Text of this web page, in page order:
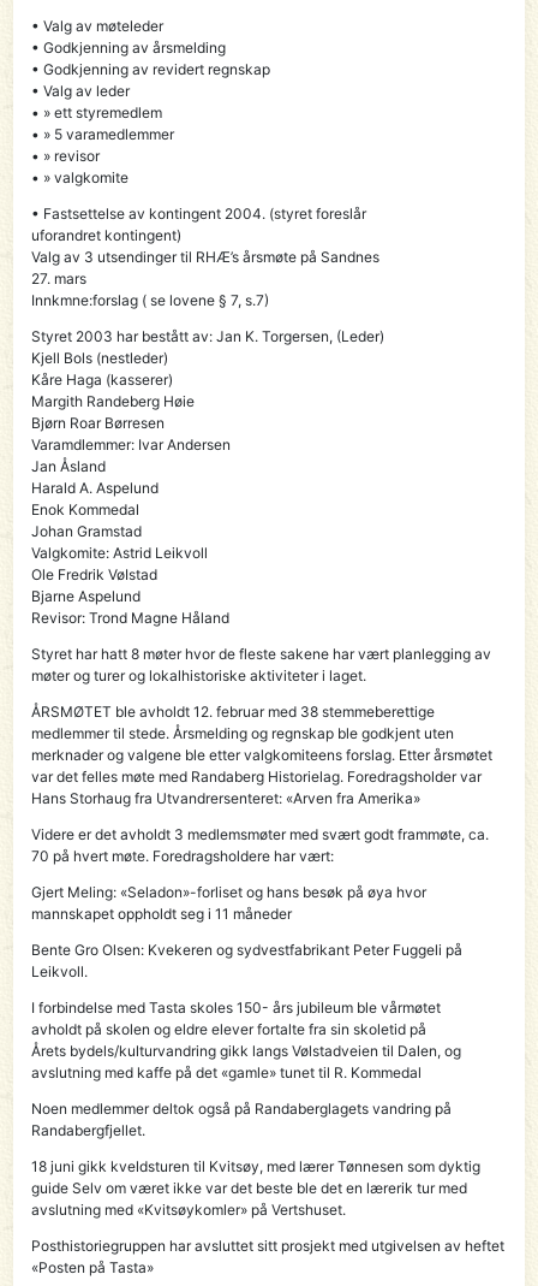
• Valg av møteleder
• Godkjenning av årsmelding
• Godkjenning av revidert regnskap
• Valg av leder
• » ett styremedlem
• » 5 varamedlemmer
• » revisor
• » valgkomite
• Fastsettelse av kontingent 2004. (styret foreslår
uforandret kontingent)
Valg av 3 utsendinger til RHÆ’s årsmøte på Sandnes
27. mars
Innkmne:forslag ( se lovene § 7, s.7)
Styret 2003 har bestått av: Jan K. Torgersen, (Leder)
Kjell Bols (nestleder)
Kåre Haga (kasserer)
Margith Randeberg Høie
Bjørn Roar Børresen
Varamdlemmer: Ivar Andersen
Jan Åsland
Harald A. Aspelund
Enok Kommedal
Johan Gramstad
Valgkomite: Astrid Leikvoll
Ole Fredrik VøIstad
Bjarne Aspelund
Revisor: Trond Magne Håland
Styret har hatt 8 møter hvor de fleste sakene har vært planlegging av
møter og turer og lokalhistoriske aktiviteter i laget.
ÅRSMØTET ble avholdt 12. februar med 38 stemmeberettige
medlemmer til stede. Årsmelding og regnskap ble godkjent uten
merknader og valgene ble etter valgkomiteens forslag. Etter årsmøtet
var det felles møte med Randaberg Historielag. Foredragsholder var
Hans Storhaug fra Utvandrersenteret: «Arven fra Amerika»
Videre er det avholdt 3 medlemsmøter med svært godt frammøte, ca.
70 på hvert møte. Foredragsholdere har vært:
Gjert Meling: «Seladon»-forliset og hans besøk på øya hvor
mannskapet oppholdt seg i 11 måneder
Bente Gro Olsen: Kvekeren og sydvestfabrikant Peter Fuggeli på
Leikvoll.
I forbindelse med Tasta skoles 150- års jubileum ble vårmøtet
avholdt på skolen og eldre elever fortalte fra sin skoletid på
Årets bydels/kulturvandring gikk langs Vølstadveien til Dalen, og
avslutning med kaffe på det «gamle» tunet til R. Kommedal
Noen medlemmer deltok også på Randaberglagets vandring på
Randabergfjellet.
18 juni gikk kveldsturen til Kvitsøy, med lærer Tønnesen som dyktig
guide Selv om været ikke var det beste ble det en lærerik tur med
avslutning med «Kvitsøykomler» på Vertshuset.
Posthistoriegruppen har avsluttet sitt prosjekt med utgivelsen av heftet
«Posten på Tasta»